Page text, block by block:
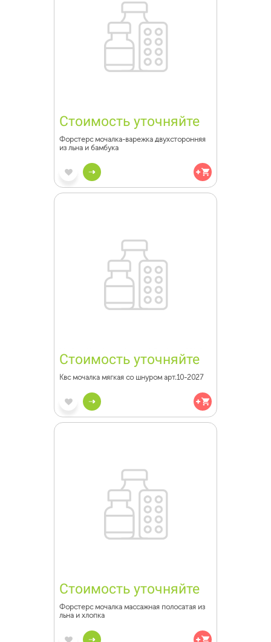
Стоимость уточняйте
Форстерс мочалка-варежка двухсторонняя
из льна и бамбука
Стоимость уточняйте
Квс мочалка мягкая со шнуром арт.10-2027
Стоимость уточняйте
Форстерс мочалка массажная полосатая из
льна и хлопка